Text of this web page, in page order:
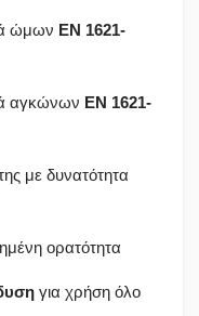
ώμων EN 1621-
αγκώνων EN 1621-
με δυνατότητα
ορατότητα
για χρήση όλο